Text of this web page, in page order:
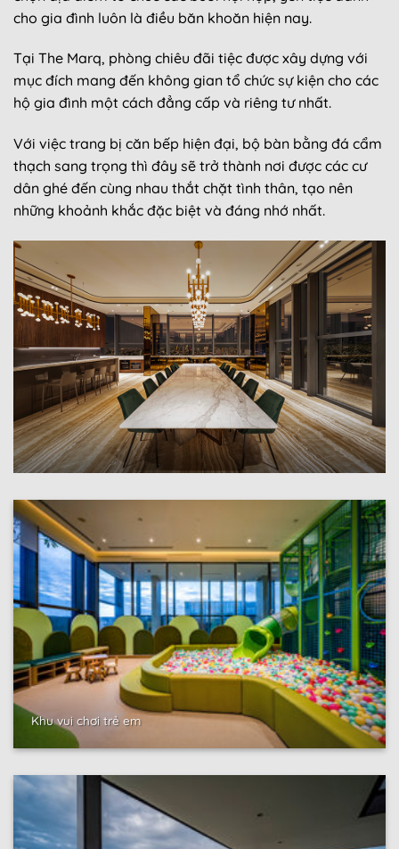
cho gia đình luôn là điều băn khoăn hiện nay.
Tại The Marq, phòng chiêu đãi tiệc được xây dựng với
mục đích mang đến không gian tổ chức sự kiện cho các
hộ gia đình một cách đẳng cấp và riêng tư nhất.
Với việc trang bị căn bếp hiện đại, bộ bàn bằng đá cẩm
thạch sang trọng thì đây sẽ trở thành nơi được các cư
dân ghé đến cùng nhau thắt chặt tình thân, tạo nên
những khoảnh khắc đặc biệt và đáng nhớ nhất.
Khu vui chơi trẻ em